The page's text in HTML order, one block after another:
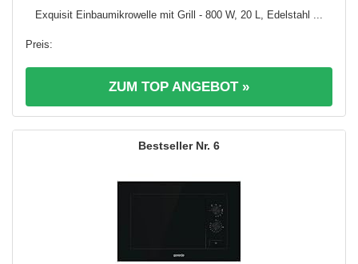
Exquisit Einbaumikrowelle mit Grill - 800 W, 20 L, Edelstahl ...
ZUM TOP ANGEBOT »
6